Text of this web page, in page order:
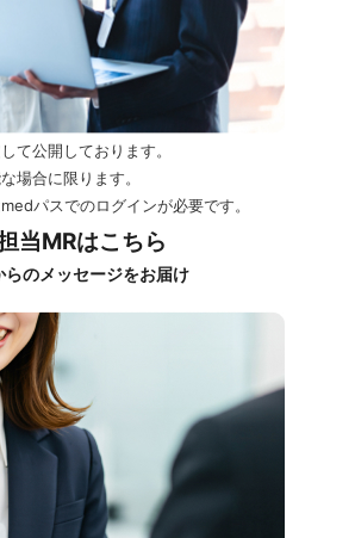
て公開しております。
場合に限ります。
パスでのログインが必要です。
当MRはこちら
らのメッセージをお届け